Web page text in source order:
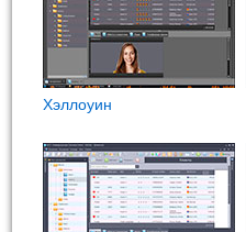
Хэллоуин